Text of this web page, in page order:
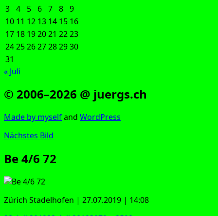
3 4 5 6 7 8 9
10 11 12 13 14 15 16
17 18 192021 2223
24252627282930
31
« Juli
© 2006–2026 @ juergs.ch
Made by mys­elfand Word­Press
Nächstes Bild
Be 4/6 72
Zürich Sta­del­ho­fen | 27.07.2019 | 14:08